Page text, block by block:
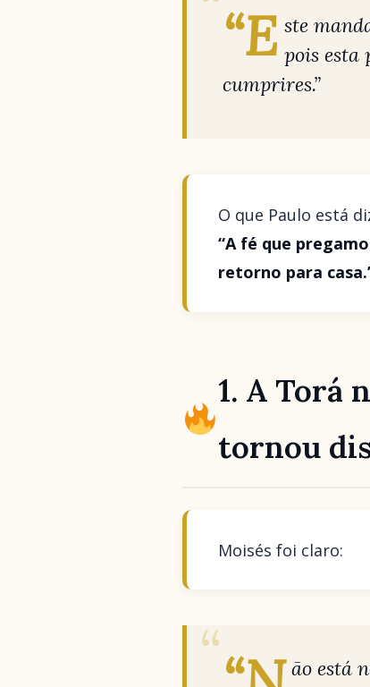
“E ste
pois esta
cumprires.”
O que Paulo está
“A fé que
retorno para
1. A Torá
tornou
Moisés foi claro:
ão está